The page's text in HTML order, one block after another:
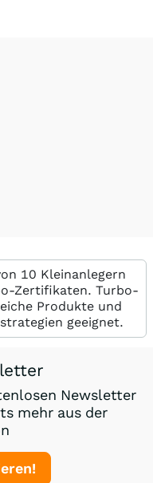
10 Kleinanlegern
Zertifikaten. Turbo-
Produkte und
geeignet.
Newsletter
mehr aus der